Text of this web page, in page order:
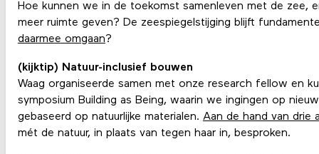
Hoe kunnen we in de toekomst samenleven met de zee,
meer ruimte geven? De zeespiegelstijging blijft
daarmee omgaan?
(kijktip) Natuur-inclusief bouwen
Waag organiseerde samen met onze research fellow en
symposium Building as Being, waarin we ingingen op
gebaseerd op natuurlijke materialen. Aan de hand van drie
mét de natuur, in plaats van tegen haar in, besproken.